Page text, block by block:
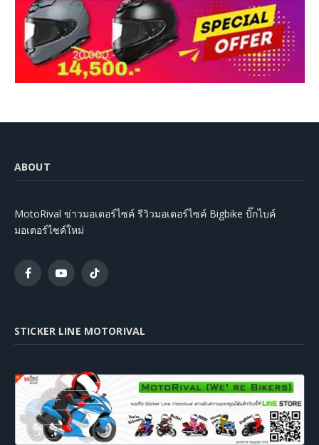
ABOUT
MotoRival ข่าวมอเตอร์ไซค์ รีวิวมอเตอร์ไซค์ Bigbike บิ๊กไบค์
มอเตอร์ไซค์ใหม่
FacebookYouTubeTikTok
STICKER LINE MOTORIVAL